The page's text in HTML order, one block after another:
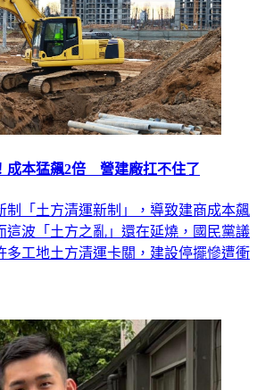
成本猛飆2倍 營建廠扛不住了
制「土方清運新制」，導致建商成本飆
這波「土方之亂」還在延燒，國民黨議
多工地土方清運卡關，建設停擺慘遭衝